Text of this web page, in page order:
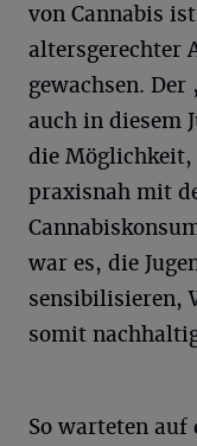
von Cannabis
altersgerechter
gewachsen.
auch in diesem
die
praxisnah mit
war es, die
sensibilisieren,
somit
So warteten auf